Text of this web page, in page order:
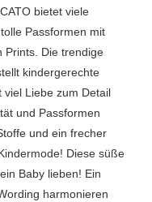
bietet viele
Passformen mit
Prints. Die trendige
kindergerechte
viel Liebe zum Detail
und Passformen
und ein frecher
Diese süße
Baby lieben! Ein
harmonieren